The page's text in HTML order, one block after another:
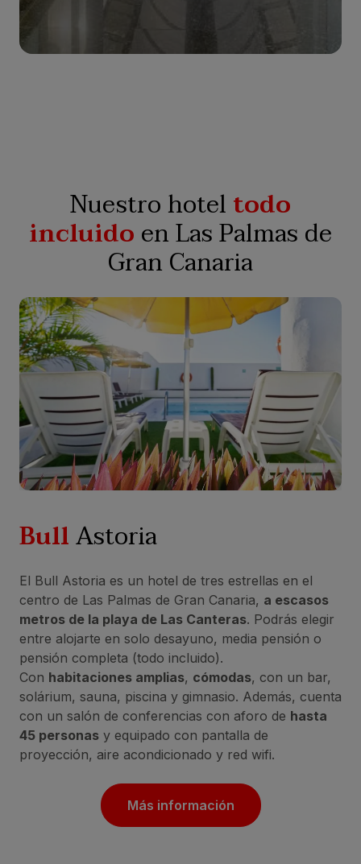
Nuestro hoteltodo
incluidoen Las Palmas de
Gran Canaria
BullAstoria
El Bull Astoria es un hotel de tres estrellas en el
centro de Las Palmas de Gran Canaria, a escasos
metros de la playa de Las Canteras. Podrás elegir
entre alojarte en solo desayuno, media pensión o
pensión completa (todo incluido).
Con habitaciones amplias, cómodas, con un bar,
solárium, sauna, piscina y gimnasio. Además, cuenta
con un salón de conferencias con aforo de hasta
45 personas y equipado con pantalla de
proyección, aire acondicionado y red wifi.
Más información